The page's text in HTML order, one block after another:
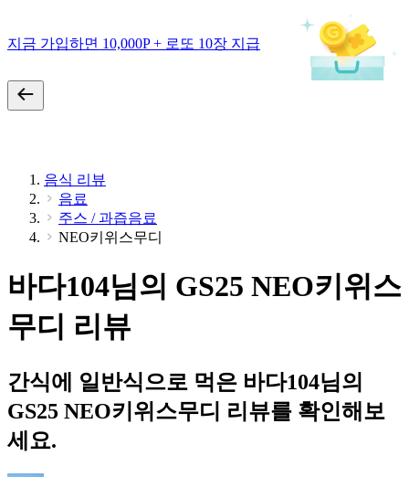
지금 가입하면 10,000P + 로또 10장 지급
음식 리뷰
음료
주스 / 과즙음료
NEO키위스무디
바다104님의 GS25 NEO키위스
무디 리뷰
간식에 일반식으로 먹은 바다104님의
GS25 NEO키위스무디 리뷰를 확인해보
세요.